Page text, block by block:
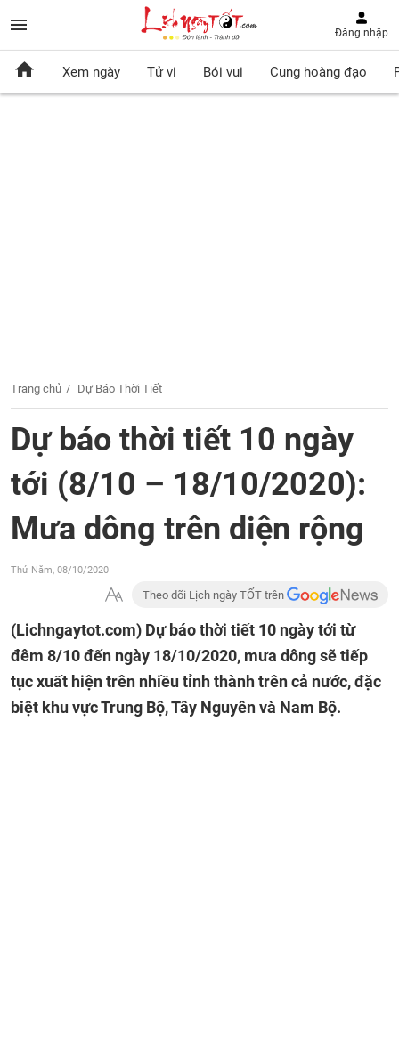
Đăng nhập
Xem ngày Tử vi Bói vui Cung hoàng đạo
Trang chủ Dự Báo Thời Tiết
Dự báo thời tiết 10 ngày
tới (8/10 – 18/10/2020):
Mưa dông trên diện rộng
Thứ Năm, 08/10/2020
Theo dõi Lịch ngày TỐT trên
(Lichngaytot.com) Dự báo thời tiết 10 ngày tới từ
đêm 8/10 đến ngày 18/10/2020, mưa dông sẽ tiếp
tục xuất hiện trên nhiều tỉnh thành trên cả nước, đặc
biệt khu vực Trung Bộ, Tây Nguyên và Nam Bộ.